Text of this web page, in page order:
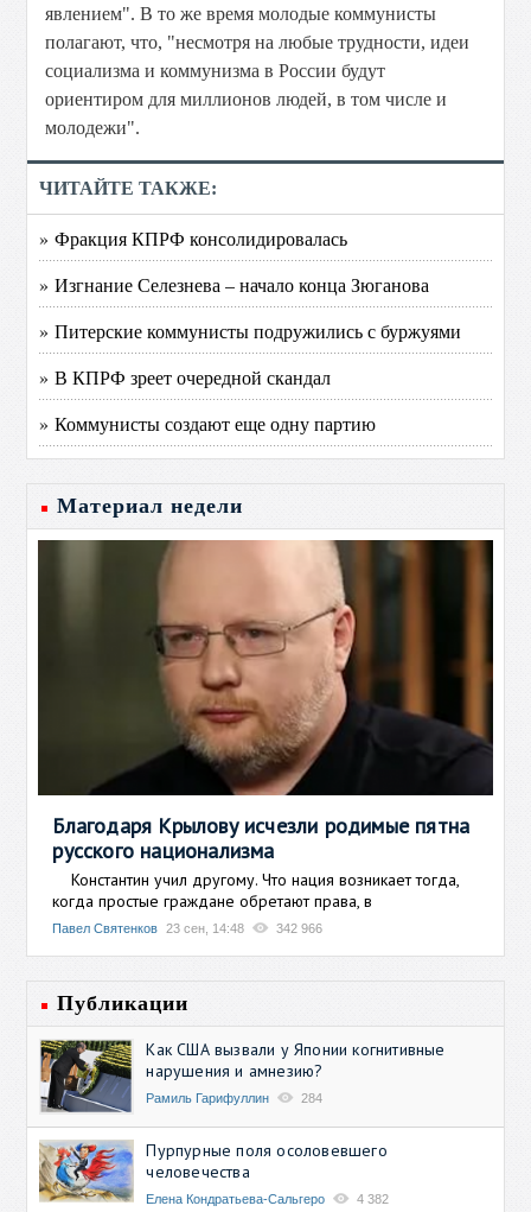
явлением". В то же время молодые коммунисты
полагают, что, "несмотря на любые трудности, идеи
социализма и коммунизма в России будут
ориентиром для миллионов людей, в том числе и
молодежи".
ЧИТАЙТЕ ТАКЖЕ:
» Фракция КПРФ консолидировалась
» Изгнание Селезнева – начало конца Зюганова
» Питерские коммунисты подружились с буржуями
» В КПРФ зреет очередной скандал
» Коммунисты создают еще одну партию
Материал недели
Благодаря Крылову исчезли родимые пятна
русского национализма
Константин учил другому. Что нация возникает тогда,
когда простые граждане обретают права, в
Павел Святенков 23 сен, 14:48 342 966
Публикации
Как США вызвали у Японии когнитивные
нарушения и амнезию?
Рамиль Гарифуллин 284
Пурпурные поля осоловевшего
человечества
Елена Кондратьева-Сальгеро 4 382